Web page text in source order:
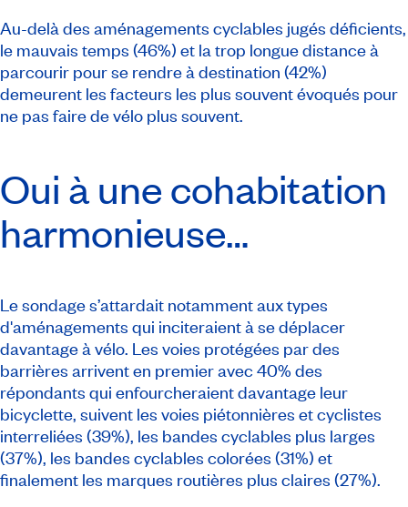
Au-delà des aménagements cyclables jugés déficients,
le mauvais temps (46%) et la trop longue distance à
parcourir pour se rendre à destination (42%)
demeurent les facteurs les plus souvent évoqués pour
ne pas faire de vélo plus souvent.
Oui à une cohabitation
harmonieuse…
Le sondage s’attardait notamment aux types
d'aménagements qui inciteraient à se déplacer
davantage à vélo. Les voies protégées par des
barrières arrivent en premier avec 40% des
répondants qui enfourcheraient davantage leur
bicyclette, suivent les voies piétonnières et cyclistes
interreliées (39%), les bandes cyclables plus larges
(37%), les bandes cyclables colorées (31%) et
finalement les marques routières plus claires (27%).